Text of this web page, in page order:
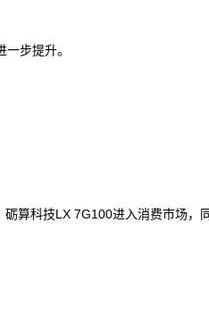
步提升。
算科技LX 7G100进入消费市场，